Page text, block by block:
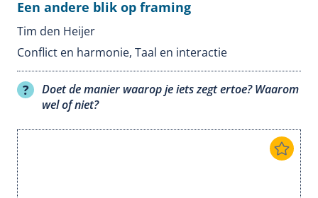
Een andere blik op framing
Tim den Heijer
Conflict en harmonie, Taal en interactie
Doet de manier waarop je iets zegt ertoe? Waarom
wel of niet?